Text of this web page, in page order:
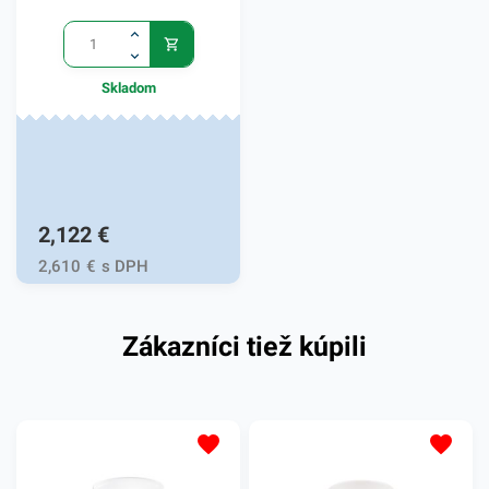
Skladom
2,122 €
2,610 € s DPH
Zákazníci tiež kúpili